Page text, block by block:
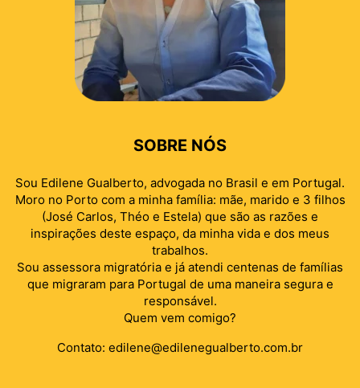
SOBRE NÓS
Sou Edilene Gualberto, advogada no Brasil e em Portugal.
Moro no Porto com a minha família: mãe, marido e 3 filhos
(José Carlos, Théo e Estela) que são as razões e
inspirações deste espaço, da minha vida e dos meus
trabalhos.
Sou assessora migratória e já atendi centenas de famílias
que migraram para Portugal de uma maneira segura e
responsável.
Quem vem comigo?
Contato: edilene@edilenegualberto.com.br